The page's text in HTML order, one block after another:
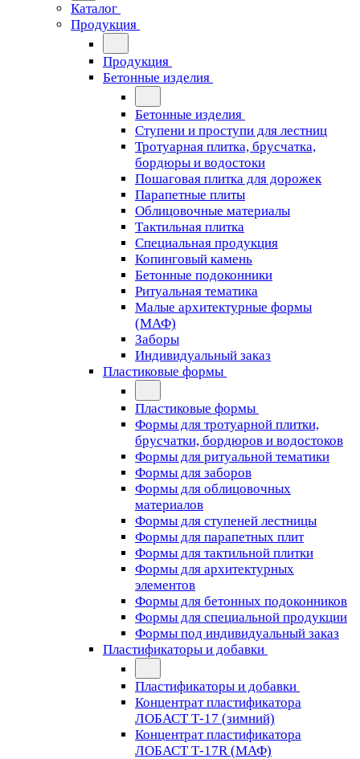
Каталог
Продукция
Продукция
Бетонные изделия
Бетонные изделия
Ступени и проступи для лестниц
Тротуарная плитка, брусчатка,
бордюры и водостоки
Пошаговая плитка для дорожек
Парапетные плиты
Облицовочные материалы
Тактильная плитка
Специальная продукция
Копинговый камень
Бетонные подоконники
Ритуальная тематика
Малые архитектурные формы
(МАФ)
Заборы
Индивидуальный заказ
Пластиковые формы
Пластиковые формы
Формы для тротуарной плитки,
брусчатки, бордюров и водостоков
Формы для ритуальной тематики
Формы для заборов
Формы для облицовочных
материалов
Формы для ступеней лестницы
Формы для парапетных плит
Формы для тактильной плитки
Формы для архитектурных
элементов
Формы для бетонных подоконников
Формы для специальной продукции
Формы под индивидуальный заказ
Пластификаторы и добавки
Пластификаторы и добавки
Концентрат пластификатора
ЛОБАСТ Т-17 (зимний)
Концентрат пластификатора
ЛОБАСТ Т-17R (МАФ)